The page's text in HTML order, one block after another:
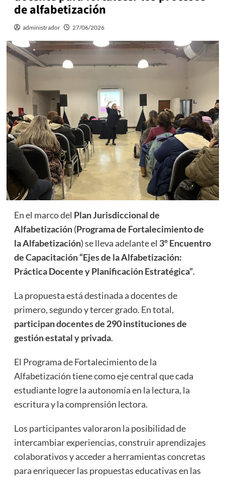
de alfabetización
administrador 27/06/2026
En el marco del Plan Jurisdiccional de
Alfabetización(Programa de Fortalecimiento de
la Alfabetización) se lleva adelante el 3º Encuentro
de Capacitación “Ejes de la Alfabetización:
Práctica Docente y Planificación Estratégica”.
La propuesta está destinada a docentes de
primero, segundo y tercer grado. En total,
participan docentes de 290 instituciones de
gestión estatal y privada.
El Programa de Fortalecimiento de la
Alfabetización tiene como eje central que cada
estudiante logre la autonomía en la lectura, la
escritura y la comprensión lectora.
Los participantes valoraron la posibilidad de
intercambiar experiencias, construir aprendizajes
colaborativos y acceder a herramientas concretas
para enriquecer las propuestas educativas en las